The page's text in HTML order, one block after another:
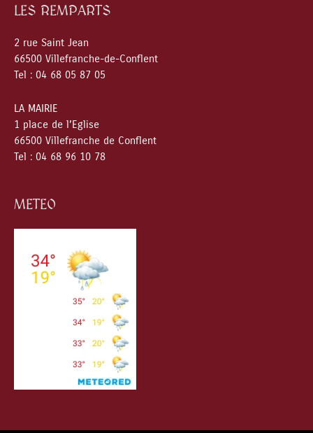
LES REMPARTS
2 rue Saint Jean
66500 Villefranche-de-Conflent
Tel : 04 68 05 87 05
LA MAIRIE
1 place de l’Eglise
66500 Villefranche de Conflent
Tel : 04 68 96 10 78
METEO